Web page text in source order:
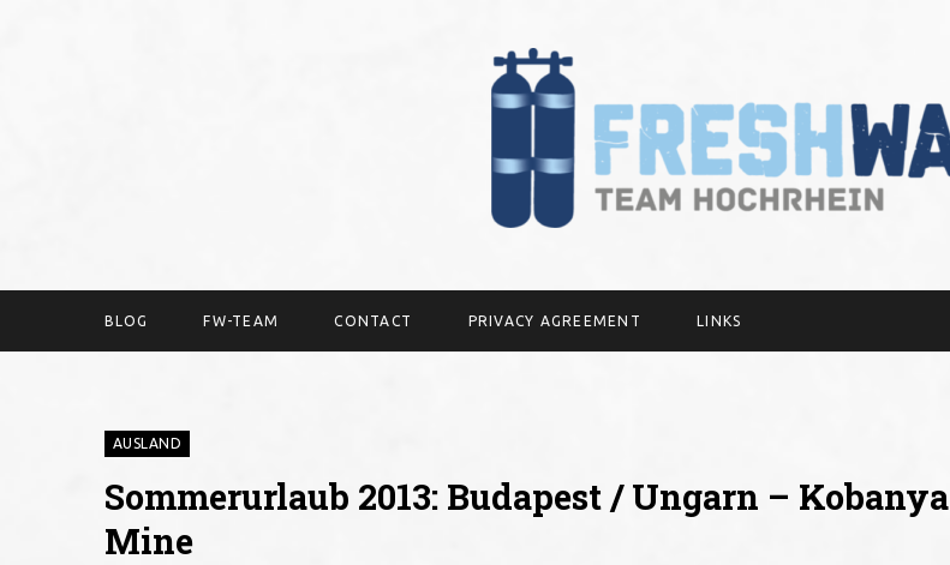
BLOG FW-TEAM CONTACT PRIVACY AGREEMENT LINKS
AUSLAND
Sommerurlaub 2013: Budapest / Ungarn – Kobanya
Mine